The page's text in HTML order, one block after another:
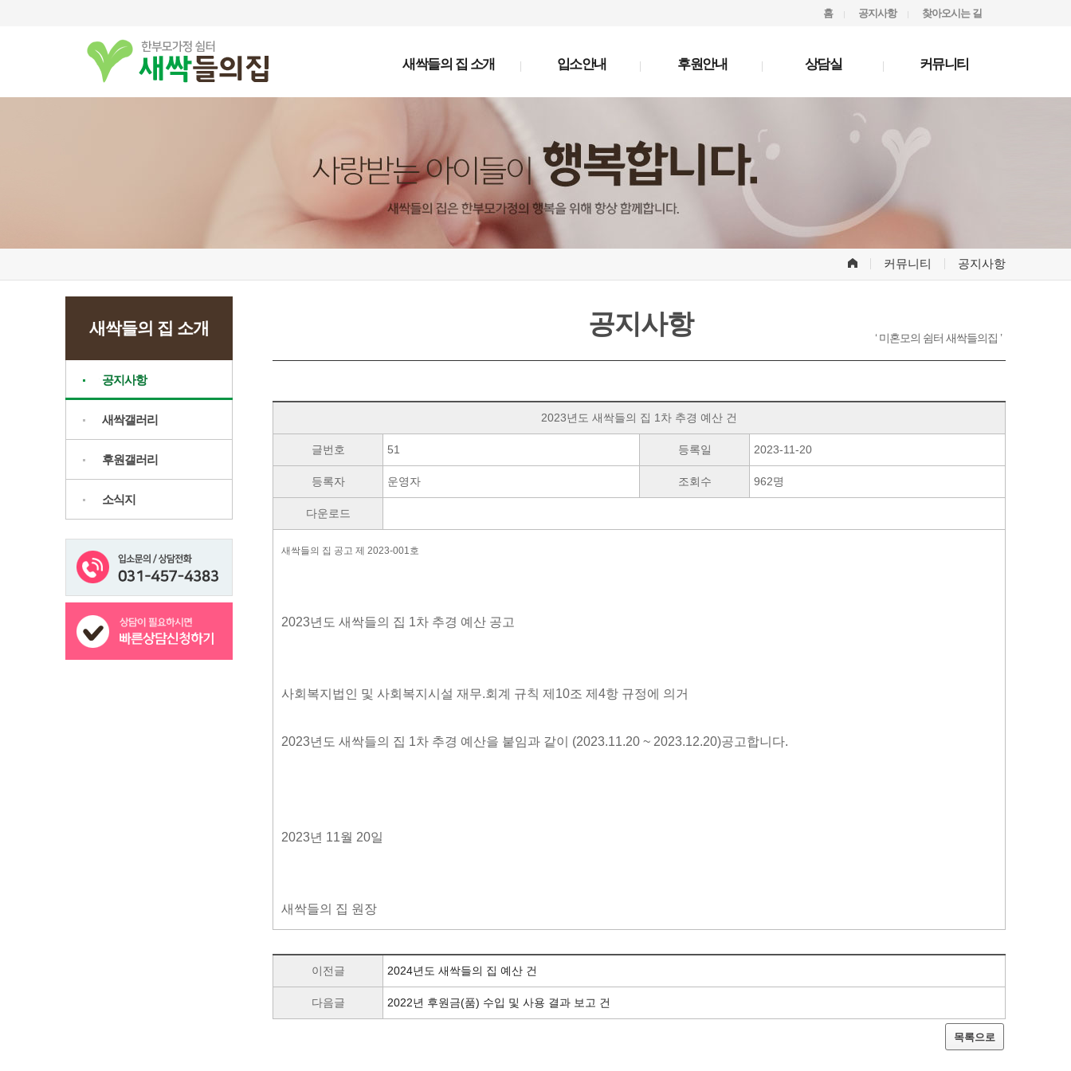
홈 공지사항 찾아오시는 길
새싹들의 집 소개 입소안내 후원안내 상담실 커뮤니티
커뮤니티 공지사항
새싹들의 집 소개
공지사항
새싹갤러리
후원갤러리
소식지
공지사항 ‘ 미혼모의 쉼터 새싹들의집 ’
2023년도 새싹들의 집 1차 추경 예산 건
글번호 51 등록일 2023-11-20
등록자 운영자 조회수 962명
다운로드
새싹들의 집 공고 제 2023-001호
2023년도 새싹들의 집 1차 추경 예산 공고
사회복지법인 및 사회복지시설 재무.회계 규칙 제10조 제4항 규정에 의거
2023년도 새싹들의 집 1차 추경 예산을 붙임과 같이 (2023.11.20 ~ 2023.12.20)공고합니다.
2023년 11월 20일
새싹들의 집 원장
이전글 2024년도 새싹들의 집 예산 건
다음글 2022년 후원금(품) 수입 및 사용 결과 보고 건
목록으로